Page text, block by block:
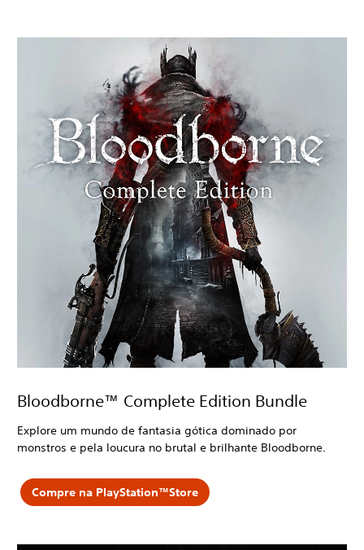
Bloodborne™ Complete Edition Bundle
Explore um mundo de fantasia gótica dominado por
monstros e pela loucura no brutal e brilhante Bloodborne.
Compre na PlayStation™Store